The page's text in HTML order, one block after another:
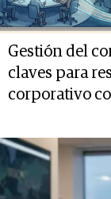
Gestión del
claves para
corporativo